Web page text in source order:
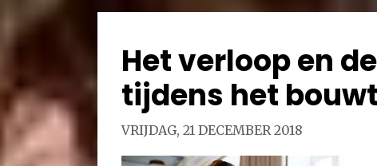
Het verloop en
tijdens het
VRIJDAG, 21 DECEMBER 2018